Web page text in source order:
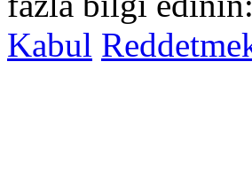
Kabul